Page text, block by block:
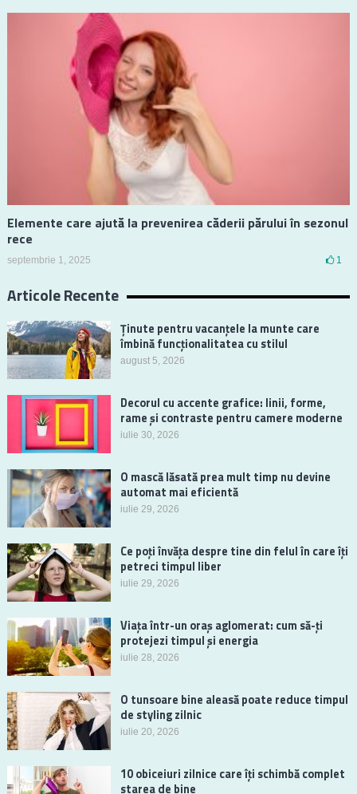
Elemente care ajută la prevenirea căderii părului în sezonul
rece
septembrie 1, 2025 1
Articole Recente
Ținute pentru vacanțele la munte care
îmbină funcționalitatea cu stilul
august 5, 2026
Decorul cu accente grafice: linii, forme,
rame și contraste pentru camere moderne
iulie 30, 2026
O mască lăsată prea mult timp nu devine
automat mai eficientă
iulie 29, 2026
Ce poți învăța despre tine din felul în care îți
petreci timpul liber
iulie 29, 2026
Viața într-un oraș aglomerat: cum să-ți
protejezi timpul și energia
iulie 28, 2026
O tunsoare bine aleasă poate reduce timpul
de styling zilnic
iulie 20, 2026
10 obiceiuri zilnice care îți schimbă complet
starea de bine